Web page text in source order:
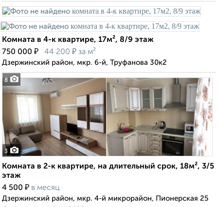
8
Комната в 4-к квартире, 17м², 8/9 этаж
750 000 ₽ 44 200 ₽ за м²
Дзержинский район, мкр. 6-й, Труфанова 30к2
3
Комната в 2-к квартире, на длительный срок, 18м², 3/5
этаж
4 500 ₽ в месяц
Дзержинский район, мкр. 4-й микрорайон, Пионерская 25